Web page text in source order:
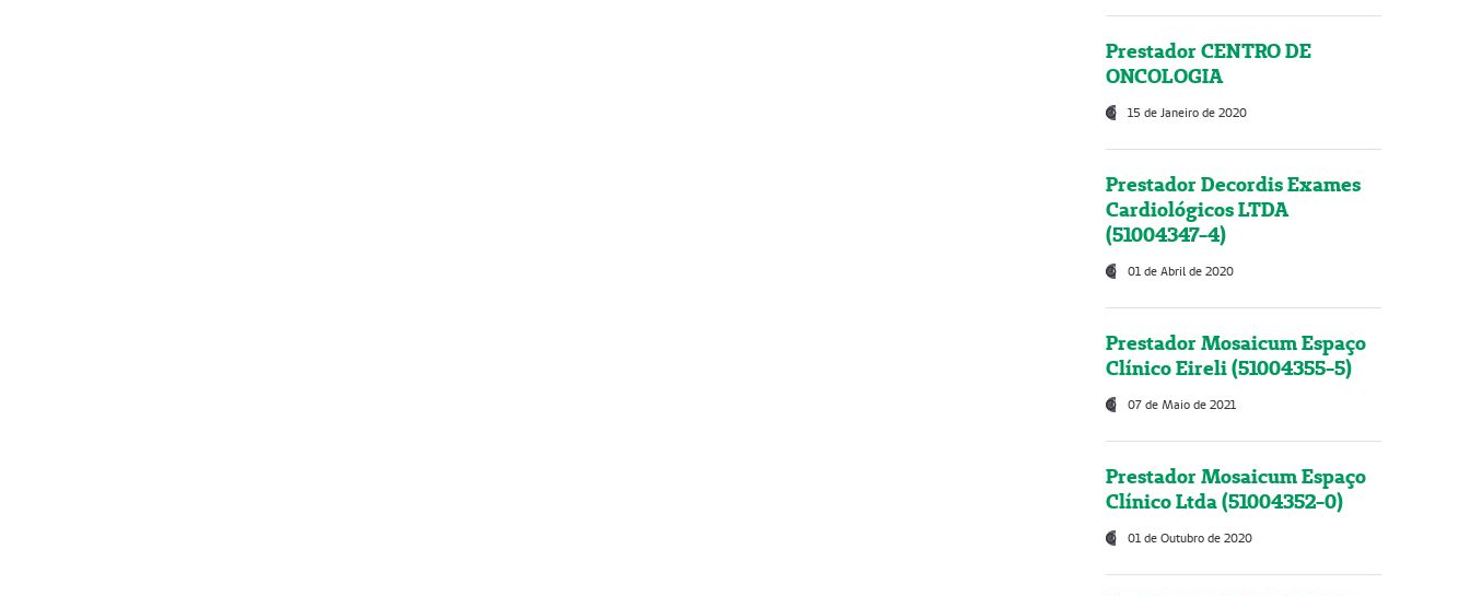
Prestador CENTRO DE
ONCOLOGIA
15 de Janeiro de 2020
Prestador Decordis Exames
Cardiológicos LTDA
(51004347-4)
01 de Abril de 2020
Prestador Mosaicum Espaço
Clínico Eireli (51004355-5)
07 de Maio de 2021
Prestador Mosaicum Espaço
Clínico Ltda (51004352-0)
01 de Outubro de 2020